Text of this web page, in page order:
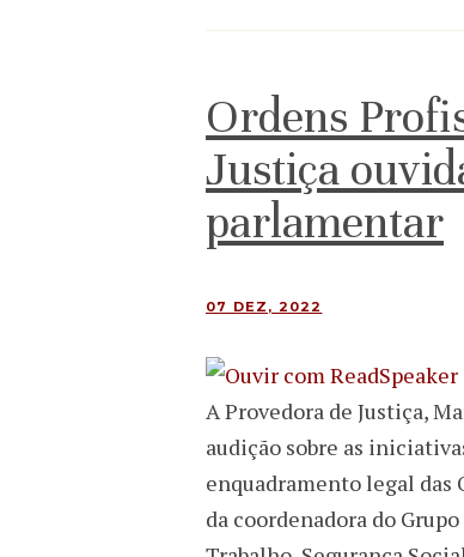
Ordens
Justiça
parlamentar
07 DEZ, 2022
A Provedora de Justiça,
audição sobre as
enquadramento legal das
da coordenadora do